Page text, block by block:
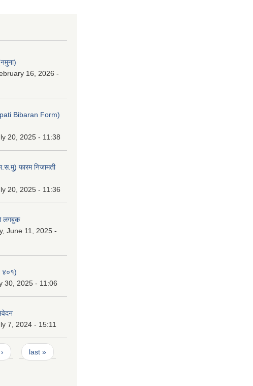
16, 2026 -
Bibaran Form)
20, 2025 - 11:38
फारम निजामती
20, 2025 - 11:36
लगबुक
June 11, 2025 -
४०१)
30, 2025 - 11:06
7, 2024 - 15:11
last »